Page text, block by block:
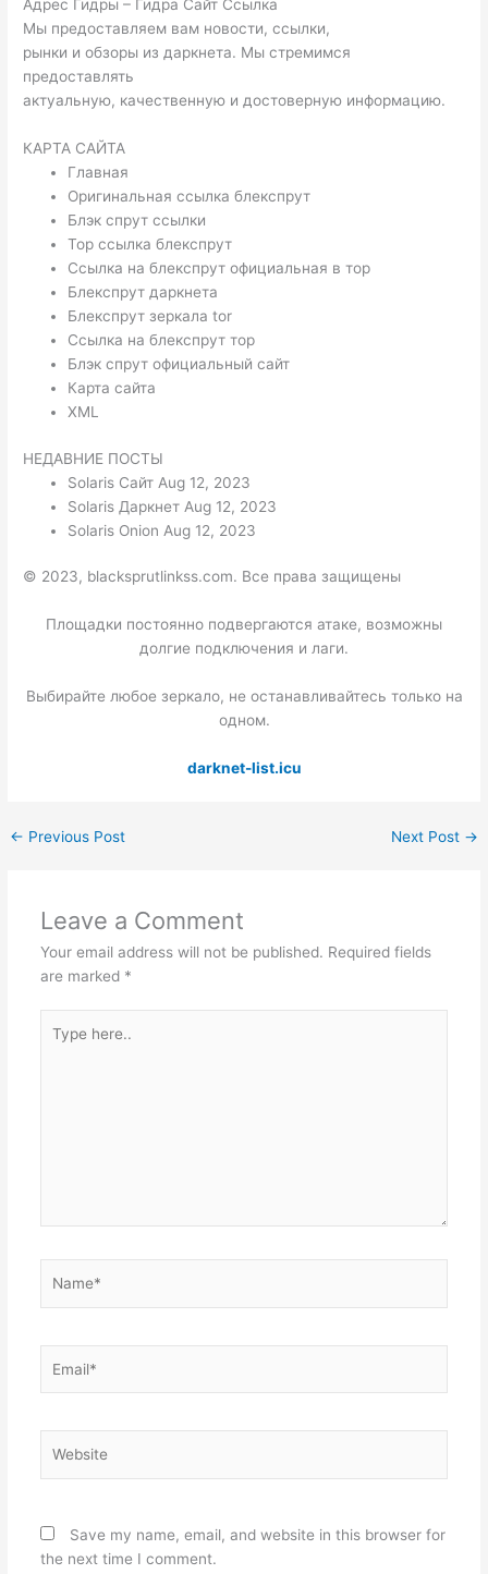
Адрес Гидры – Гидра Сайт Ссылка
Мы предоставляем вам новости, ссылки,
рынки и обзоры из даркнета. Мы стремимся
предоставлять
актуальную, качественную и достоверную информацию.
КАРТА САЙТА
Главная
Оригинальная ссылка блекспрут
Блэк спрут ссылки
Тор ссылка блекспрут
Ссылка на блекспрут официальная в тор
Блекспрут даркнета
Блекспрут зеркала tor
Ссылка на блекспрут тор
Блэк спрут официальный сайт
Карта сайта
XML
НЕДАВНИЕ ПОСТЫ
Solaris Сайт Aug 12, 2023
Solaris Даркнет Aug 12, 2023
Solaris Onion Aug 12, 2023
© 2023, blacksprutlinkss.com. Все права защищены
Площадки постоянно подвергаются атаке, возможны
долгие подключения и лаги.
Выбирайте любое зеркало, не останавливайтесь только на
одном.
darknet-list.icu
← Previous Post Next Post →
Leave a Comment
Your email address will not be published. Required fields
are marked *
here..
Save my name, email, and website in this browser for
the next time I comment.